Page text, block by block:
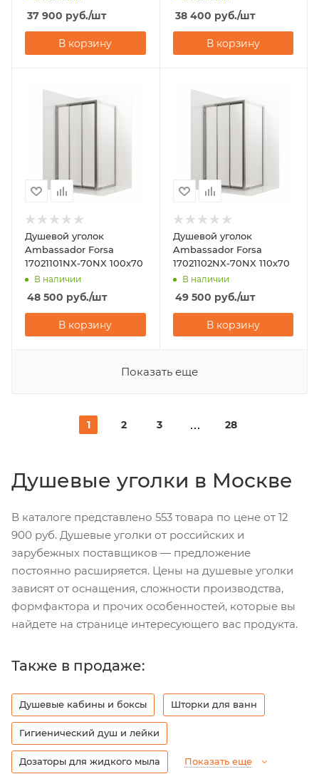
37 900 руб./шт
В корзину
38 400 руб./шт
В корзину
Душевой уголок
Ambassador Forsa
17021101NX-70NX 100x70
В наличии
48 500 руб./шт
В корзину
Душевой уголок
Ambassador Forsa
17021102NX-70NX 110х70
В наличии
49 500 руб./шт
В корзину
Показать еще
1 2 3 28
Душевые уголки в Москве
В каталоге представлено 553 товара по цене от 12
900 руб. Душевые уголки от российских и
зарубежных поставщиков — предложение
постоянно расширяется. Цены на душевые уголки
зависят от оснащения, сложности производства,
формфактора и прочих особенностей, которые вы
найдете на странице интересующего вас продукта.
Также в продаже:
Душевые кабины и боксы Шторки для ванн
Гигиенический душ и лейки
Дозаторы для жидкого мыла Показать еще